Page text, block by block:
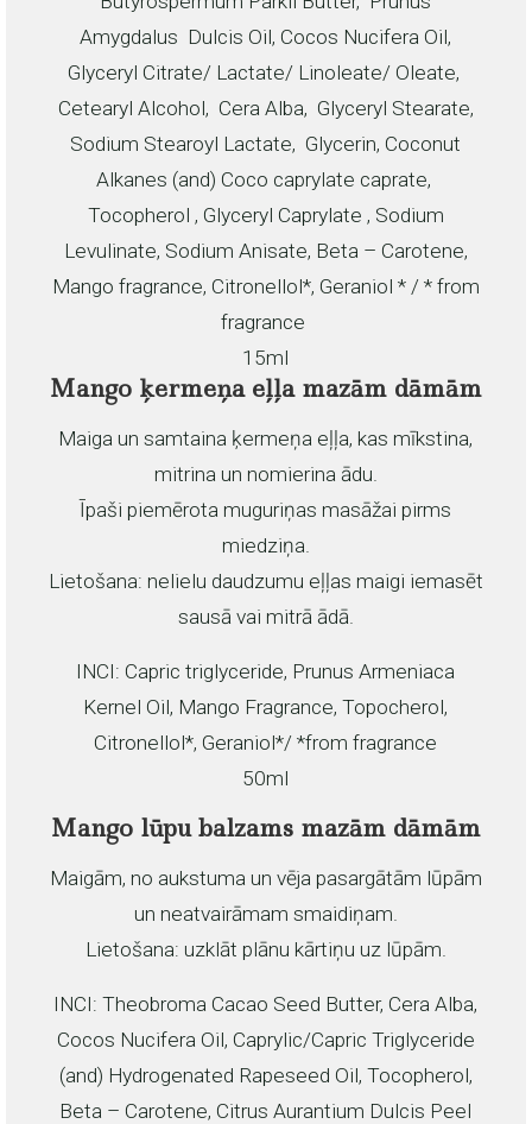
Amygdalus Dulcis Oil, Cocos Nucifera Oil,
Glyceryl Citrate/ Lactate/ Linoleate/ Oleate,
Cetearyl Alcohol, Cera Alba, Glyceryl Stearate,
Sodium Stearoyl Lactate, Glycerin, Coconut
Alkanes (and) Coco caprylate caprate,
Tocopherol , Glyceryl Caprylate , Sodium
Levulinate, Sodium Anisate, Beta – Carotene,
Mango fragrance, Citronellol*, Geraniol * / * from
fragrance
15ml
Mango ķermeņa eļļa mazām dāmām
Maiga un samtaina ķermeņa eļļa, kas mīkstina,
mitrina un nomierina ādu.
Īpaši piemērota muguriņas masāžai pirms
miedziņa.
Lietošana: nelielu daudzumu eļļas maigi iemasēt
sausā vai mitrā ādā.
INCI: Capric triglyceride, Prunus Armeniaca
Kernel Oil, Mango Fragrance, Topocherol,
Citronellol*, Geraniol*/ *from fragrance
50ml
Mango lūpu balzams mazām dāmām
Maigām, no aukstuma un vēja pasargātām lūpām
un neatvairāmam smaidiņam.
Lietošana: uzklāt plānu kārtiņu uz lūpām.
INCI: Theobroma Cacao Seed Butter, Cera Alba,
Cocos Nucifera Oil, Caprylic/Capric Triglyceride
(and) Hydrogenated Rapeseed Oil, Tocopherol,
Beta – Carotene, Citrus Aurantium Dulcis Peel